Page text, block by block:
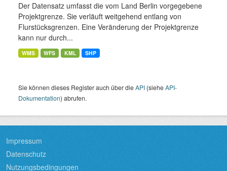
Der Datensatz umfasst die vom Land Berlin vorgegebene
Projektgrenze. Sie verläuft weitgehend entlang von
Flurstücksgrenzen. Eine Veränderung der Projektgrenze
kann nur durch...
WMS WFS KML SHP
Sie können dieses Register auch über dieAPI (sieheAPI-
Dokumentation) abrufen.
Impressum
Datenschutz
Nutzungsbedingungen